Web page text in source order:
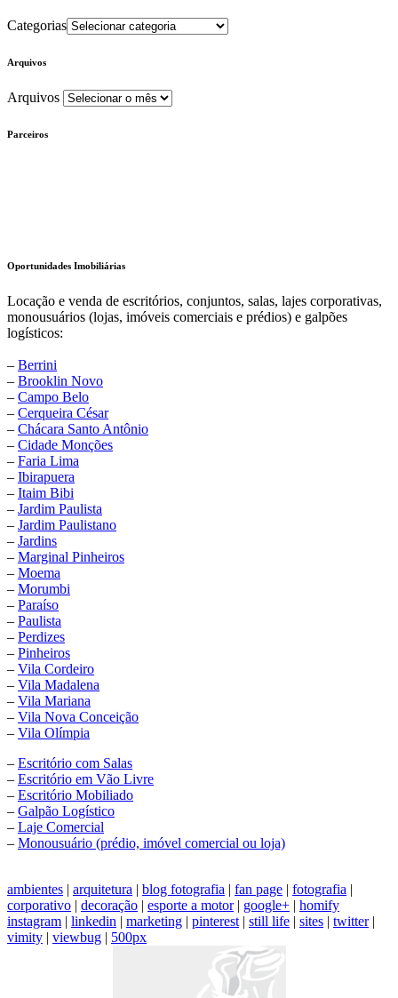
Categorias
Arquivos
Arquivos
Parceiros
Oportunidades Imobiliárias
Locação e venda de escritórios, conjuntos, salas, lajes corporativas,
monousuários (lojas, imóveis comerciais e prédios) e galpões
logísticos:
– Berrini
– Brooklin Novo
– Campo Belo
– Cerqueira César
– Chácara Santo Antônio
– Cidade Monções
– Faria Lima
– Ibirapuera
– Itaim Bibi
– Jardim Paulista
– Jardim Paulistano
– Jardins
– Marginal Pinheiros
– Moema
– Morumbi
– Paraíso
– Paulista
– Perdizes
– Pinheiros
– Vila Cordeiro
– Vila Madalena
– Vila Mariana
– Vila Nova Conceição
– Vila Olímpia
– Escritório com Salas
– Escritório em Vão Livre
– Escritório Mobiliado
– Galpão Logístico
– Laje Comercial
– Monousuário (prédio, imóvel comercial ou loja)
ambientes | arquitetura | blog fotografia | fan page | fotografia |
corporativo | decoração | esporte a motor| google+ | homify
instagram | linkedin | marketing | pinterest | still life | sites | twitter|
vimity | viewbug | 500px